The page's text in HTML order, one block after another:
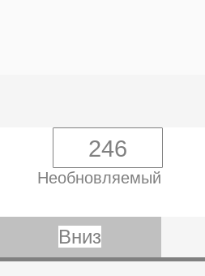
Необновляемый
246
Вниз